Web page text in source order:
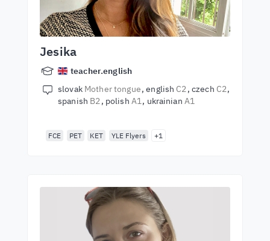
Jesika
teacher.english
slovak Mother tongue english C2 czech C2
spanish B2 polish A1 ukrainian A1
FCE PET KET YLE Flyers +1